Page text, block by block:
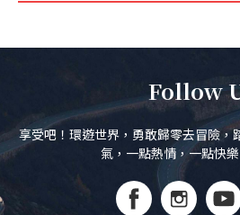
Follow
享受吧！環遊世界，勇敢歸零去冒險，
氣，一點熱情，一點快